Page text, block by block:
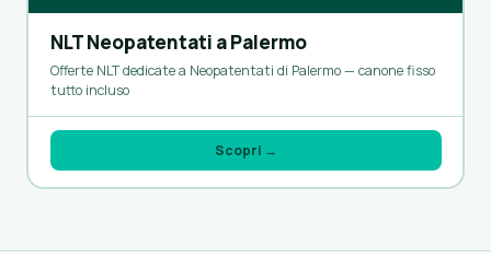
NLT Neopatentati a Palermo
Offerte NLT dedicate a Neopatentati di Palermo — canone fisso
tutto incluso
Scopri →